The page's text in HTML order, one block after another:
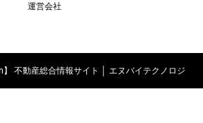
運営会社
】 不動産総合情報サイト │ エヌバイテクノロジ